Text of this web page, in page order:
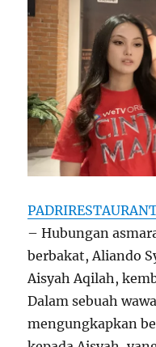
– Hubungan
berbakat, Aliando
Aisyah Aqilah,
Dalam sebuah
mengungkapkan